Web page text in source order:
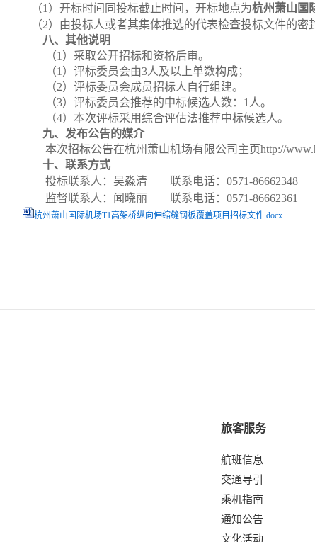
（1）开标时间同投标截止时间，开标地点为杭州萧山国
（2）由投标人或者其集体推选的代表检查投标文件的密
八、 其他说明
（1）采取公开招标和资格后审。
（1）评标委员会由3人及以上单数构成；
（2）评标委员会成员招标人自行组建。
（3）评标委员会推荐的中标候选人数：1人。
（4） 本次评标采用综合评估法推荐中标候选人。
九、 发布公告的媒介
本次招标公告在杭州萧山机场有限公司主页http://
十、 联系方式
投标联系人：吴淼清
联系电话： 0571-86662348
监督联系人：闻晓丽
联系电话： 0571-86662361
杭州萧山国际机场T1高架桥纵向伸缩缝钢板覆盖项目招标文件.docx
旅客服务
航班信息
交通导引
乘机指南
通知公告
文化活动